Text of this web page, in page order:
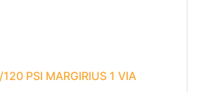
PSI MARGIRIUS 1 VIA